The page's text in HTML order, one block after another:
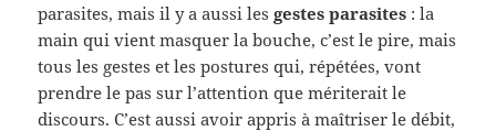
parasites, mais il y a aussi lesgestes parasites : la
main qui vient masquer la bouche, c’est le pire, mais
tous les gestes et les postures qui, répétées, vont
prendre le pas sur l’attention que mériterait le
discours. C’est aussi avoir appris à maîtriser le débit,